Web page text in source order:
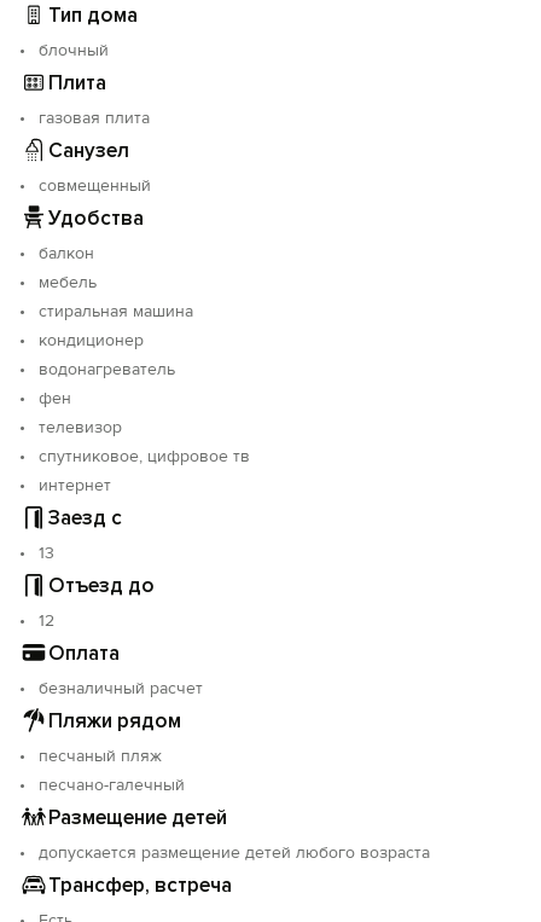
Тип дома
блочный
Плита
газовая плита
Санузел
совмещенный
Удобства
балкон
мебель
стиральная машина
кондиционер
водонагреватель
фен
телевизор
спутниковое, цифровое тв
интернет
Заезд с
13
Отъезд до
12
Оплата
безналичный расчет
Пляжи рядом
песчаный пляж
песчано-галечный
Размещение детей
допускается размещение детей любого возраста
Трансфер, встреча